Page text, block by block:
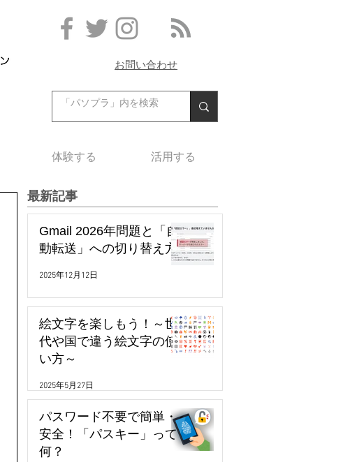
お問い合わせ
体験する 活用する
最新記事
Gmail 2026年問題と「自
動転送」への切り替え方
2025年12月12日
絵文字を楽しもう！～世
代や国で違う絵文字の使
い方～
2025年5月27日
パスワード不要で簡単・
安全！「パスキー」って
何？